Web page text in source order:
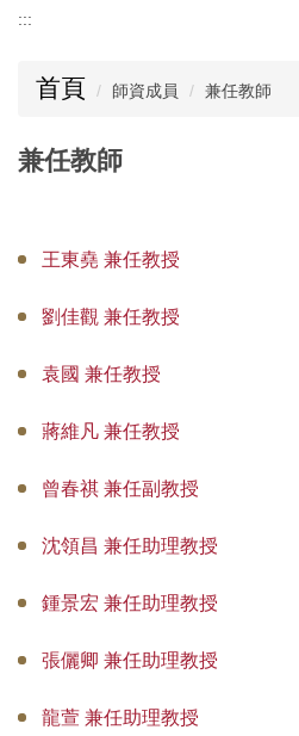
:::
首頁 師資成員 兼任教師
兼任教師
王東堯 兼任教授
劉佳觀 兼任教授
袁國 兼任教授
蔣維凡 兼任教授
曾春祺 兼任副教授
沈領昌 兼任助理教授
鍾景宏 兼任助理教授
張儷卿 兼任助理教授
龍萱 兼任助理教授